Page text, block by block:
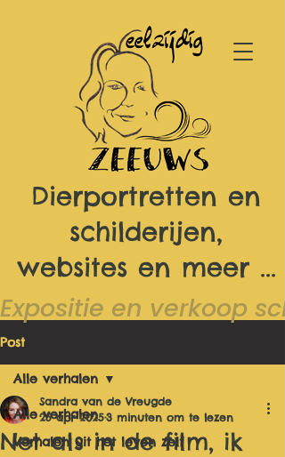
Dierportretten en
schilderijen,
websites en meer ...
Expositie en verkoop
Post
Alle verhalen
Verhalen uit het leven zelf
Alle verhalen
Net als in de film, ik
Sandra van de Vreugde
25 apr 20253 minuten om te lezen